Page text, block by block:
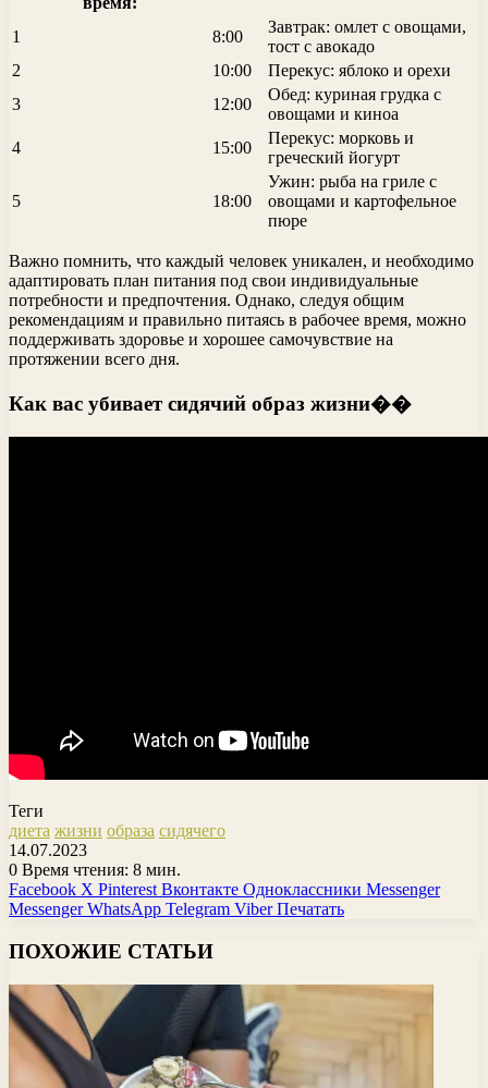
1 8:00
Завтрак: омлет с овощами,
тост с авокадо
2
10:00
Перекус: яблоко и орехи
3
12:00
Обед: куриная грудка с
овощами и киноа
4
15:00
Перекус: морковь и
греческий йогурт
5 18:00
Ужин: рыба на гриле с
овощами и картофельное
пюре
Важно помнить, что каждый человек уникален, и необходимо
адаптировать план питания под свои индивидуальные
потребности и предпочтения. Однако, следуя общим
рекомендациям и правильно питаясь в рабочее время, можно
поддерживать здоровье и хорошее самочувствие на
протяжении всего дня.
Как вас убивает сидячий образ жизни��
Теги
диета жизни образа сидячего
14.07.2023
0 Время чтения: 8 мин.
Facebook X Pinterest Вконтакте Одноклассники Messenger
Messenger WhatsApp Telegram Viber Печатать
ПОХОЖИЕ СТАТЬИ